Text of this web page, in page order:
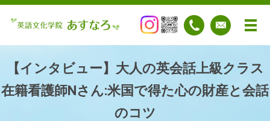
メ
【インタビュー】大人の英会話上級クラス
在籍看護師Nさん:米国で得た心の財産と会話
のコツ